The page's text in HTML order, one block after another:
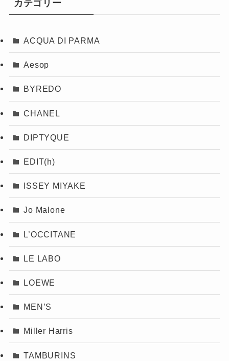
カテゴリー
ACQUA DI PARMA
Aesop
BYREDO
CHANEL
DIPTYQUE
EDIT(h)
ISSEY MIYAKE
Jo Malone
L’OCCITANE
LE LABO
LOEWE
MEN’S
Miller Harris
TAMBURINS